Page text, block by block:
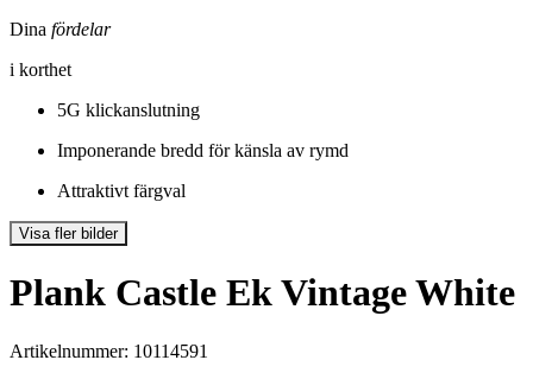
Dina fördelar
i korthet
5G klickanslutning
Imponerande bredd för känsla av rymd
Attraktivt färgval
Visa fler bilder
Plank Castle Ek Vintage White
Artikelnummer: 10114591